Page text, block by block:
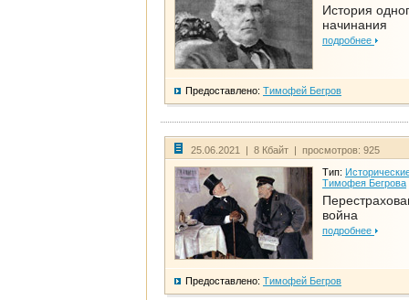
История
начинания
подробнее
Предоставлено: Тимофей Бегров
25.06.2021 | 8 Кбайт | просмотров: 925
Тип:
Тимофея Бегрова
война
подробнее
Предоставлено: Тимофей Бегров